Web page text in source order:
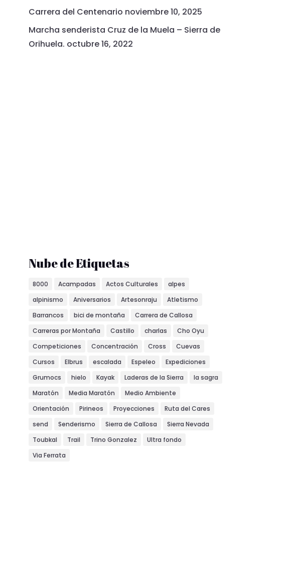
Carrera del Centenario noviembre 10, 2025
Marcha senderista Cruz de la Muela – Sierra de
Orihuela. octubre 16, 2022
Nube de Etiquetas
8000 Acampadas Actos Culturales
alpes
alpinismo
Aniversarios Artesonraju
Atletismo
Barrancos
bici de montaña
Carrera de Callosa
Carreras por Montaña
Castillo charlas
Cho Oyu
Competiciones
Concentración Cross
Cuevas
Cursos
Elbrus escalada Espeleo
Expediciones
Grumocs
hielo Kayak Laderas de la Sierra
la sagra
Maratón
Media Maratón
Medio Ambiente
Orientación
Pirineos Proyecciones
Ruta del Cares
send
Senderismo Sierra de Callosa
Sierra Nevada
Toubkal
Trail Trino Gonzalez
Ultra fondo
Via Ferrata